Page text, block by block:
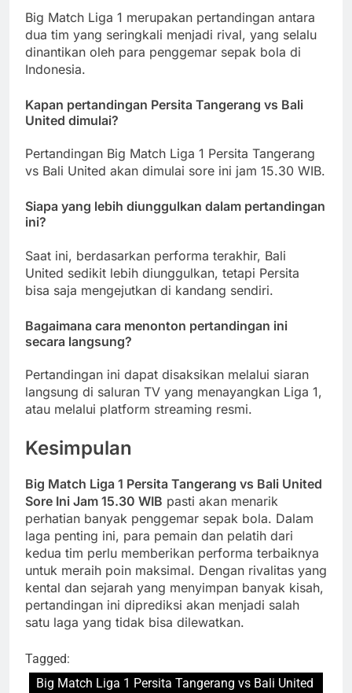
Big Match Liga 1 merupakan pertandingan antara
dua tim yang seringkali menjadi rival, yang selalu
dinantikan oleh para penggemar sepak bola di
Indonesia.
Kapan pertandingan Persita Tangerang vs Bali
United dimulai?
Pertandingan Big Match Liga 1 Persita Tangerang
vs Bali United akan dimulai sore ini jam 15.30 WIB.
Siapa yang lebih diunggulkan dalam pertandingan
ini?
Saat ini, berdasarkan performa terakhir, Bali
United sedikit lebih diunggulkan, tetapi Persita
bisa saja mengejutkan di kandang sendiri.
Bagaimana cara menonton pertandingan ini
secara langsung?
Pertandingan ini dapat disaksikan melalui siaran
langsung di saluran TV yang menayangkan Liga 1,
atau melalui platform streaming resmi.
Kesimpulan
Big Match Liga 1 Persita Tangerang vs Bali United
Sore Ini Jam 15.30 WIB pasti akan menarik
perhatian banyak penggemar sepak bola. Dalam
laga penting ini, para pemain dan pelatih dari
kedua tim perlu memberikan performa terbaiknya
untuk meraih poin maksimal. Dengan rivalitas yang
kental dan sejarah yang menyimpan banyak kisah,
pertandingan ini diprediksi akan menjadi salah
satu laga yang tidak bisa dilewatkan.
Tagged:
Big Match Liga 1 Persita Tangerang vs Bali United